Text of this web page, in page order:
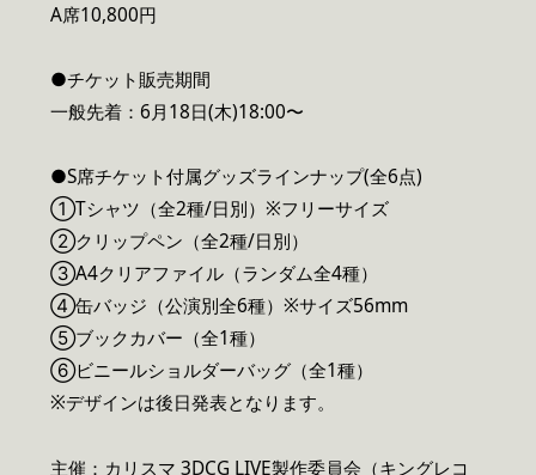
A席10,800円
●チケット販売期間
一般先着：6月18日(木)18:00〜
●S席チケット付属グッズラインナップ(全6点)
①Tシャツ（全2種/日別）※フリーサイズ
②クリップペン（全2種/日別）
③A4クリアファイル（ランダム全4種）
④缶バッジ（公演別全6種）※サイズ56mm
⑤ブックカバー（全1種）
⑥ビニールショルダーバッグ（全1種）
※デザインは後日発表となります。
主催：カリスマ 3DCG LIVE製作委員会（キングレコ